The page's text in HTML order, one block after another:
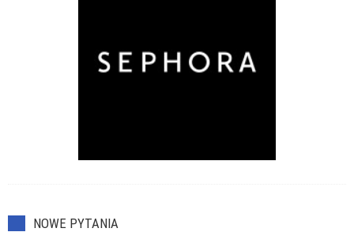
NOWE PYTANIA